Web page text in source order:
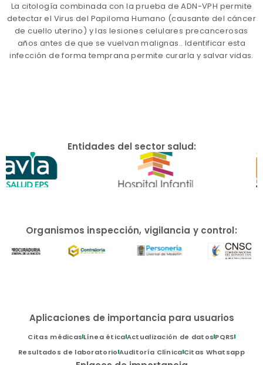
La citología combinada con la prueba de ADN-VPH permite
detectar el Virus del Papiloma Humano (causante del cáncer
de cuello uterino) y las lesiones celulares precancerosas
años antes de que se vuelvan malignas.. Identificar esta
infección de forma temprana permite curarla y salvar vidas.
Entidades del sector salud:
Organismos inspección, vigilancia y control:
Aplicaciones de importancia para usuarios
Citas médicasLínea éticaActualización de datosPQRS
Resultados de laboratorio Auditoría ClínicaCitas Whatsapp